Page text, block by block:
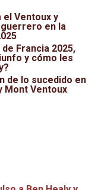
Ventoux y
en la
Francia 2025,
y cómo les
de lo sucedido en
Mont Ventoux